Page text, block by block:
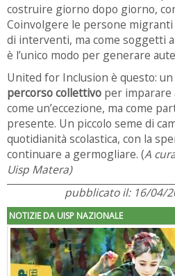
costruire giorno dopo giorno,
Coinvolgere le persone
di interventi, ma come soggetti
è l’unico modo per generare
United for Inclusion è questo:
percorso collettivo per imparare
come un’eccezione, ma come
presente. Un piccolo seme di
quotidianità scolastica, con la
continuare a germogliare. (A
Uisp Matera)
pubblicato il: 16/04/
NOTIZIE DA UISP NAZIONALE